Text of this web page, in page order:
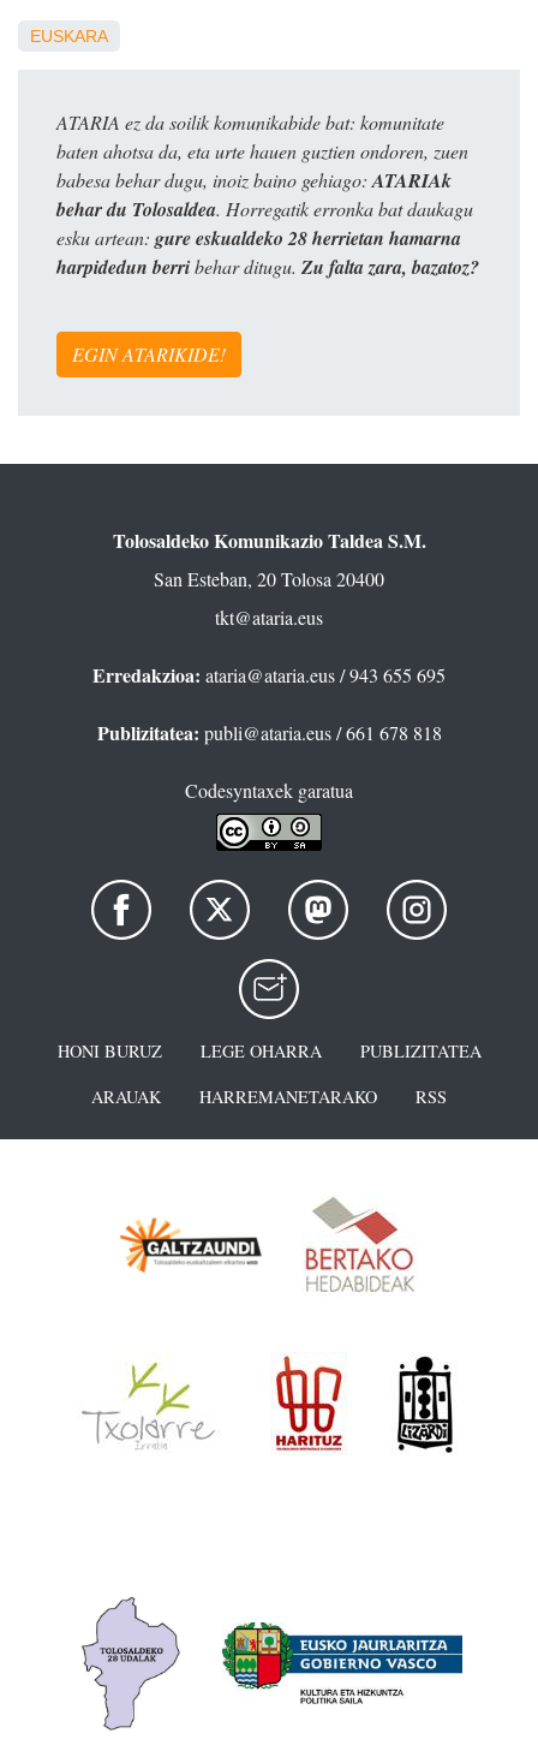
EUSKARA
ATARIA ez da soilik komunikabide bat: komunitate
baten ahotsa da, eta urte hauen guztien ondoren, zuen
babesa behar dugu, inoiz baino gehiago:ATARIAk
behar du Tolosaldea. Horregatik erronka bat daukagu
esku artean: gure eskualdeko 28 herrietan hamarna
harpidedun berribehar ditugu. Zu falta zara, bazatoz?
EGIN ATARIKIDE!
Tolosaldeko Komunikazio Taldea S.M.
San Esteban, 20 Tolosa 20400
tkt@ataria.eus
Erredakzioa: ataria@ataria.eus/ 943 655 695
Publizitatea: publi@ataria.eus/ 661 678 818
Codesyntaxek garatua
HONI BURUZ LEGE OHARRA
PUBLIZITATEA
ARAUAK
HARREMANETARAKO RSS